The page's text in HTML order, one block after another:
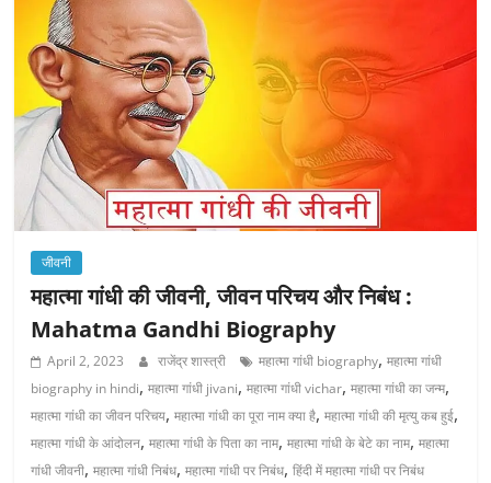
जीवनी
महात्मा गांधी की जीवनी, जीवन परिचय और निबंध :
Mahatma Gandhi Biography
April 2, 2023 राजेंद्र शास्त्री महात्मा गांधी biography,महात्मा गांधी
biography in hindi,महात्मा गांधी jivani,महात्मा गांधी vichar,महात्मा गांधी का जन्म,
महात्मा गांधी का जीवन परिचय,महात्मा गांधी का पूरा नाम क्या है,महात्मा गांधी की मृत्यु कब हुई,
महात्मा गांधी के आंदोलन,महात्मा गांधी के पिता का नाम,महात्मा गांधी के बेटे का नाम,महात्मा
गांधी जीवनी,महात्मा गांधी निबंध,महात्मा गांधी पर निबंध,हिंदी में महात्मा गांधी पर निबंध